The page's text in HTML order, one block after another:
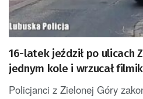
16-latek jeździł po ulicach
jednym kole i wrzucał
Policjanci z Zielonej Góry